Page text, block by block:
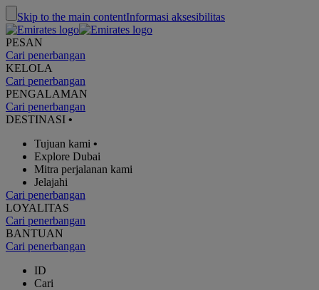
Skip to the main contentInformasi aksesibilitas
PESAN
Cari penerbangan
KELOLA
Cari penerbangan
PENGALAMAN
Cari penerbangan
DESTINASI •
Tujuan kami •
Explore Dubai
Mitra perjalanan kami
Jelajahi
Cari penerbangan
LOYALITAS
Cari penerbangan
BANTUAN
Cari penerbangan
ID
Cari